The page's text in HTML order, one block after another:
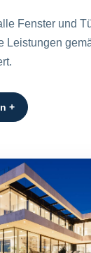
Fenster und
Leistungen
+